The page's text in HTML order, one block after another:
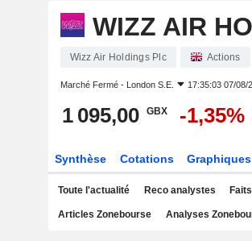
WIZZ AIR
Wizz Air Holdings Plc Actions
Marché Fermé - London S.E. 17:35:03 07/08/
1 095,00 GBX -1,35%
Synthèse Cotations Graphiques
Toute l'actualité Reco analystes
Articles Zonebourse Analyses